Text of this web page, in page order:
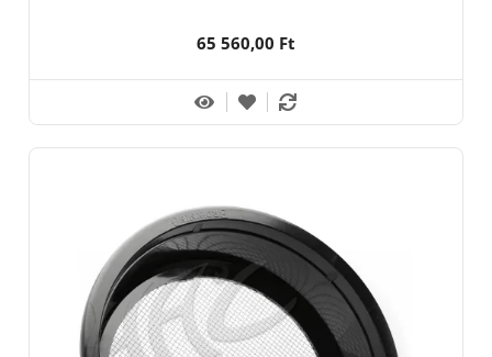
65 560,00 Ft